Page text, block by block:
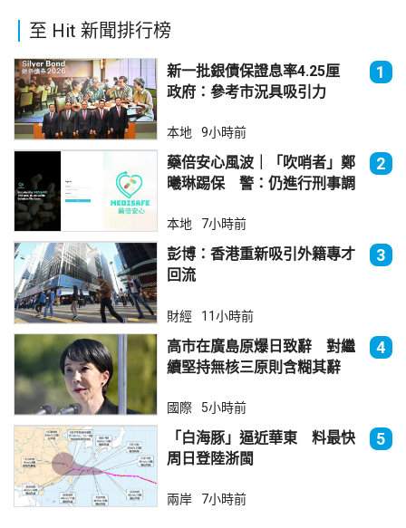
至 Hit 新聞排行榜
新一批銀債保證息率4.25厘
政府：參考市況具吸引力
1
本地 9小時前
藥倍安心風波｜「吹哨者」鄭
曦琳踢保 警：仍進行刑事調
2
本地 7小時前
彭博：香港重新吸引外籍專才
回流
3
財經 11小時前
高市在廣島原爆日致辭 對繼
續堅持無核三原則含糊其辭
4
國際 5小時前
「白海豚」逼近華東 料最快
周日登陸浙閩
5
兩岸 7小時前